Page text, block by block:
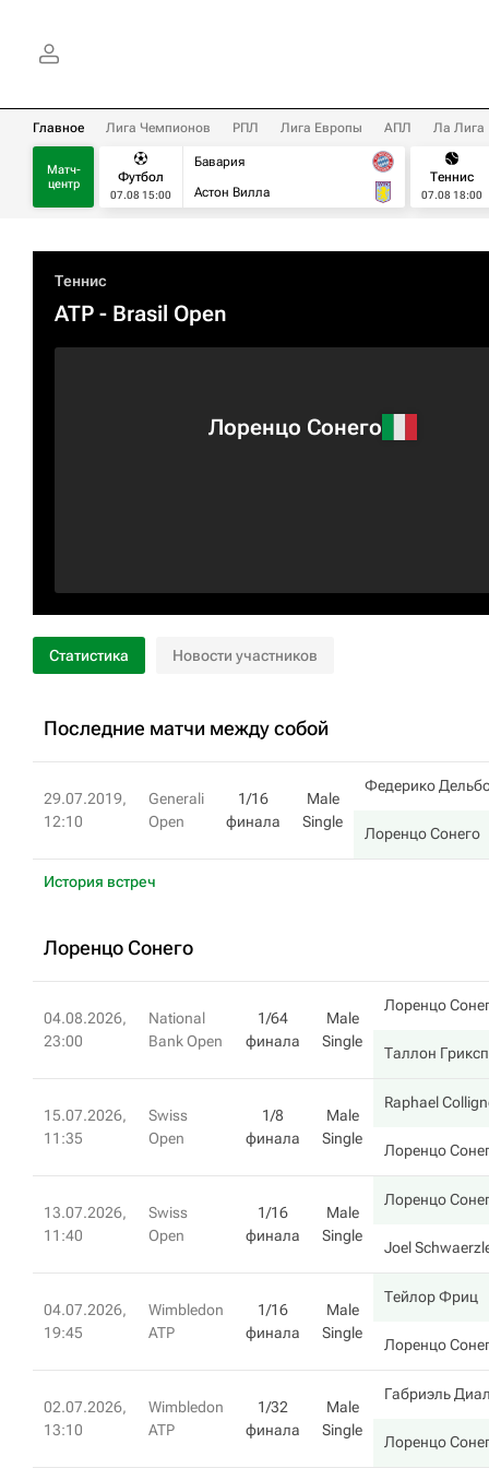
Главное Лига Чемпионов РПЛ Лига Европы АПЛ Ла Лига
Матч-
центр
Футбол
07.08 15:00
Бавария
Астон Вилла
Теннис
07.08 18:00
Теннис
ATP - Brasil Open
Лоренцо Сонего
Статистика Новости участников
Последние матчи между собой
29.07.2019,
12:10
Generali
Open
1/16
финала
Male
Single
Федерико
Лоренцо Сонего
История встреч
Лоренцо Сонего
04.08.2026,
23:00
National
Bank Open
1/64
финала
Male
Single
Лоренцо
Таллон
15.07.2026,
11:35
Swiss
Open
1/8
финала
Male
Single
Raphael
Лоренцо
13.07.2026,
11:40
Swiss
Open
1/16
финала
Male
Single
Лоренцо
Joel
04.07.2026,
19:45
Wimbledon
ATP
1/16
финала
Male
Single
Тейлор Фриц
Лоренцо
02.07.2026,
13:10
Wimbledon
ATP
1/32
финала
Male
Single
Габриэль
Лоренцо